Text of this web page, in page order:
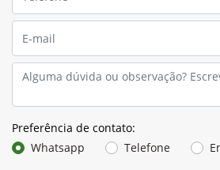
Preferência de contato:
Whatsapp
Telefone